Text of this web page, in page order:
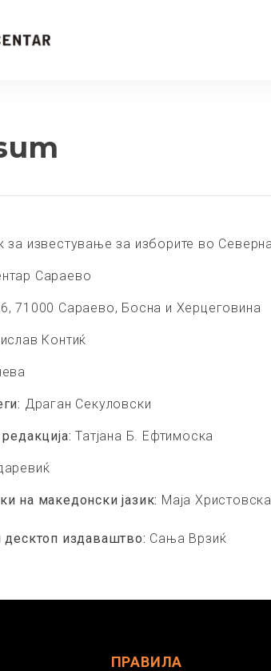
за известување за изборите во
Сараево
71000 Сараево, Босна и Херцеговина
Контиќ
Драган Секуловски
редакција:Татјана Б. Ефтимоска
на македонски јазик: Маја Христовска
десктоп издаваштво: Сања Врзиќ
ПРАВИЛА